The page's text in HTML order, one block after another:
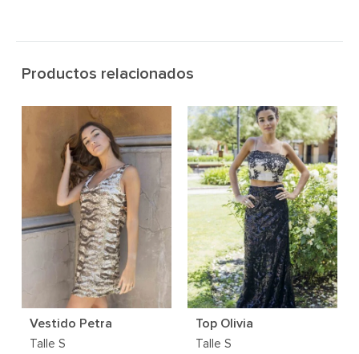
Productos relacionados
Vestido Petra
Talle S
Top Olivia
Talle S